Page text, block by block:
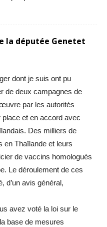
la députée Genetet
dont je suis ont pu
de deux campagnes de
par les autorités
et en accord avec
Des milliers de
en Thaïlande et leurs
de vaccins homologués
Le déroulement de ces
d’un avis général,
avez voté la loi sur le
base de mesures